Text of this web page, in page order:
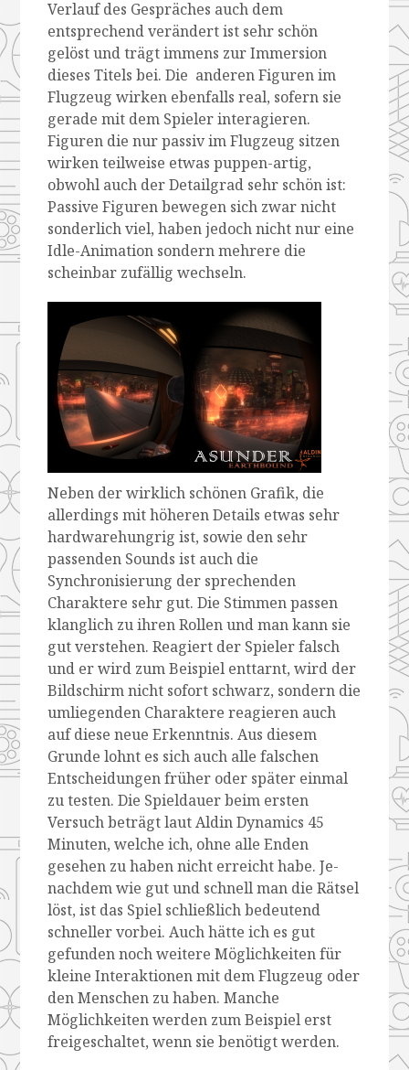
Verlauf des Gespräches auch dem
entsprechend verändert ist sehr schön
gelöst und trägt immens zur Immersion
dieses Titels bei. Die anderen Figuren im
Flugzeug wirken ebenfalls real, sofern sie
gerade mit dem Spieler interagieren.
Figuren die nur passiv im Flugzeug sitzen
wirken teilweise etwas puppen-artig,
obwohl auch der Detailgrad sehr schön ist:
Passive Figuren bewegen sich zwar nicht
sonderlich viel, haben jedoch nicht nur eine
Idle-Animation sondern mehrere die
scheinbar zufällig wechseln.
Neben der wirklich schönen Grafik, die
allerdings mit höheren Details etwas sehr
hardwarehungrig ist, sowie den sehr
passenden Sounds ist auch die
Synchronisierung der sprechenden
Charaktere sehr gut. Die Stimmen passen
klanglich zu ihren Rollen und man kann sie
gut verstehen. Reagiert der Spieler falsch
und er wird zum Beispiel enttarnt, wird der
Bildschirm nicht sofort schwarz, sondern die
umliegenden Charaktere reagieren auch
auf diese neue Erkenntnis. Aus diesem
Grunde lohnt es sich auch alle falschen
Entscheidungen früher oder später einmal
zu testen. Die Spieldauer beim ersten
Versuch beträgt laut Aldin Dynamics 45
Minuten, welche ich, ohne alle Enden
gesehen zu haben nicht erreicht habe. Je-
nachdem wie gut und schnell man die Rätsel
löst, ist das Spiel schließlich bedeutend
schneller vorbei. Auch hätte ich es gut
gefunden noch weitere Möglichkeiten für
kleine Interaktionen mit dem Flugzeug oder
den Menschen zu haben. Manche
Möglichkeiten werden zum Beispiel erst
freigeschaltet, wenn sie benötigt werden.